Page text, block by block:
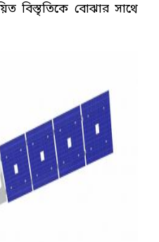
বিস্তৃতিকে বোঝার সাথে